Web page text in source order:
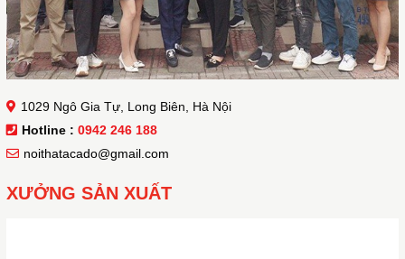
1029 Ngô Gia Tự, Long Biên, Hà Nội
Hotline : 0942 246 188
noithatacado@gmail.com
XƯỞNG SẢN XUẤT